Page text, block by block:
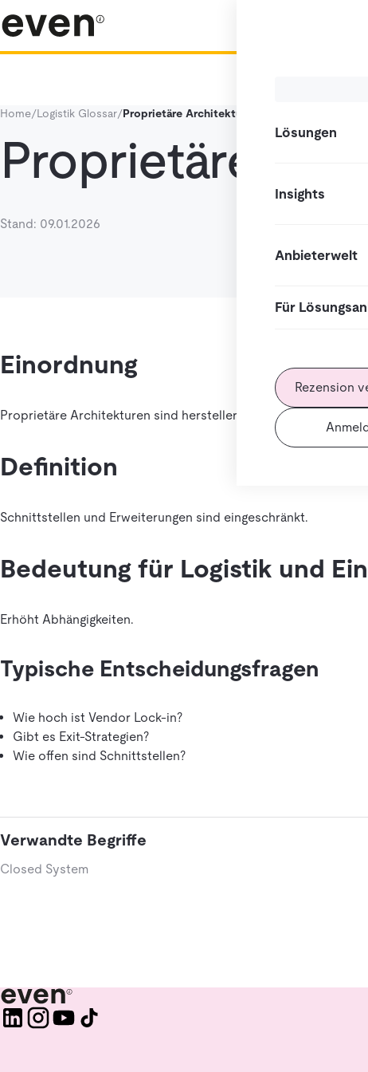
Lösungen
Insights
Anbieterwelt
Für
Rezension
Home/Logistik Glossar/Proprietäre Architektur
Proprietäre
Stand: 09.01.2026
Einordnung
Proprietäre Architekturen sind herstellerspezifisch.
Definition
Schnittstellen und Erweiterungen sind eingeschränkt.
Bedeutung für Logistik und
Erhöht Abhängigkeiten.
Typische Entscheidungsfragen
Wie hoch ist Vendor Lock-in?
Gibt es Exit-Strategien?
Wie offen sind Schnittstellen?
Verwandte Begriffe
Closed System